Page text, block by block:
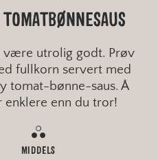
være utrolig godt. Prøv
fullkorn servert med
tomat-bønne-saus. Å
enklere enn du tror!
MIDDELS